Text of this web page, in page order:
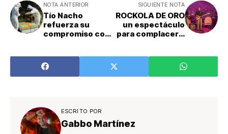
NOTA ANTERIOR
Tío Nacho
refuerza su
compromiso con
más importantes
del mundo
SIGUIENTE NOTA
ROCKOLA DE ORO
un espectáculo
para complacer y
ESCRITO POR
Gabbo Martínez